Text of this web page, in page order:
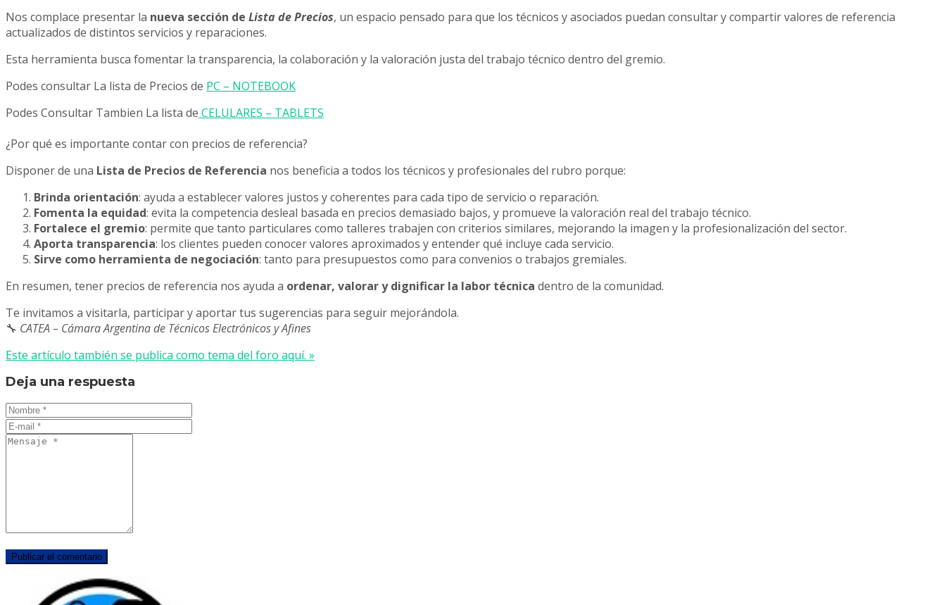
Nos complace presentar la nueva sección de Lista de Precios, un espacio pensado para que los técnicos y asociados puedan consultar y compartir valores de referencia
actualizados de distintos servicios y reparaciones.
Esta herramienta busca fomentar la transparencia, la colaboración y la valoración justa del trabajo técnico dentro del gremio.
Podes consultar La lista de Precios de PC – NOTEBOOK
Podes Consultar Tambien La lista de CELULARES – TABLETS
¿Por qué es importante contar con precios de referencia?
Disponer de una Lista de Precios de Referencia nos beneficia a todos los técnicos y profesionales del rubro porque:
Brinda orientación: ayuda a establecer valores justos y coherentes para cada tipo de servicio o reparación.
Fomenta la equidad: evita la competencia desleal basada en precios demasiado bajos, y promueve la valoración real del trabajo técnico.
Fortalece el gremio: permite que tanto particulares como talleres trabajen con criterios similares, mejorando la imagen y la profesionalización del sector.
Aporta transparencia: los clientes pueden conocer valores aproximados y entender qué incluye cada servicio.
Sirve como herramienta de negociación: tanto para presupuestos como para convenios o trabajos gremiales.
En resumen, tener precios de referencia nos ayuda a ordenar, valorar y dignificar la labor técnica dentro de la comunidad.
Te invitamos a visitarla, participar y aportar tus sugerencias para seguir mejorándola.
🔧 CATEA – Cámara Argentina de Técnicos Electrónicos y Afines
Este artículo también se publica como tema del foro aquí. »
Deja una respuesta